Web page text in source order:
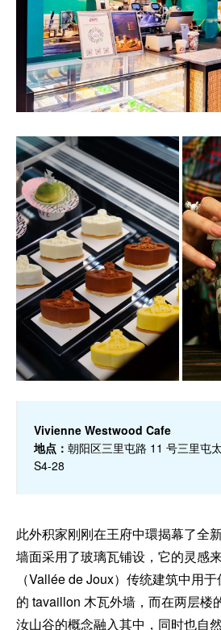
Vivienne Westwood Cafe
地点： 朝阳区三里屯路 11 号三里屯
S4-28
此外积家刚刚在王府中環揭幕了全
墙面采用了玻璃瓦铺设，它的灵感
（Vallée de Joux）传统建筑中用
的 tavaillon 木瓦外墙，而在两层楼
汝山谷的概念融入其中，同时也自